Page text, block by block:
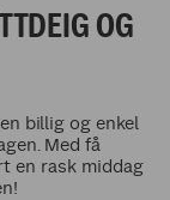
OG
billig og enkel
Med få
en rask middag